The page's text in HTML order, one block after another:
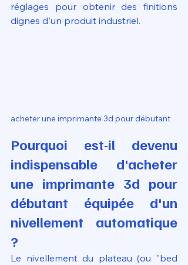
réglages pour obtenir des finitions
dignes d'un produit industriel.
acheter une imprimante 3d pour débutant
Pourquoi est-il devenu
indispensable d'acheter
une imprimante 3d pour
débutant équipée d'un
nivellement automatique
?
Le nivellement du plateau (ou "bed